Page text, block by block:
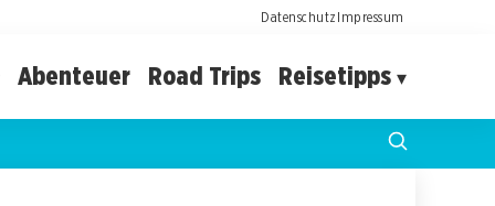
DatenschutzImpressum
Abenteuer Road Trips Reisetipps